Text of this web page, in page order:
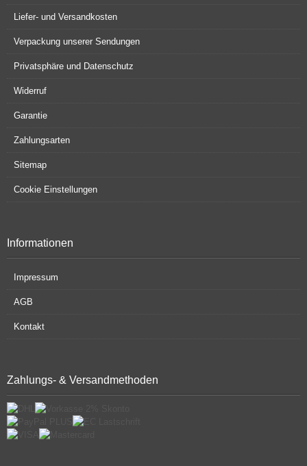
Liefer- und Versandkosten
Verpackung unserer Sendungen
Privatsphäre und Datenschutz
Widerruf
Garantie
Zahlungsarten
Sitemap
Cookie Einstellungen
Informationen
Impressum
AGB
Kontakt
Zahlungs- & Versandmethoden